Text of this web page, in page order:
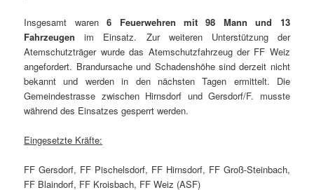
Insgesamt waren6 Feuerwehren mit 98 Mann und 13
Fahrzeugen im Einsatz. Zur weiteren Unterstützung der
Atemschutzträger wurde das Atemschutzfahrzeug der FF Weiz
angefordert. Brandursache und Schadenshöhe sind derzeit nicht
bekannt und werden in den nächsten Tagen ermittelt. Die
Gemeindestrasse zwischen Hirnsdorf und Gersdorf/F. musste
während des Einsatzes gesperrt werden.
Eingesetzte Kräfte:
FF Gersdorf, FF Pischelsdorf, FF Hirnsdorf, FF Groß-Steinbach,
FF Blaindorf, FF Kroisbach, FF Weiz (ASF)